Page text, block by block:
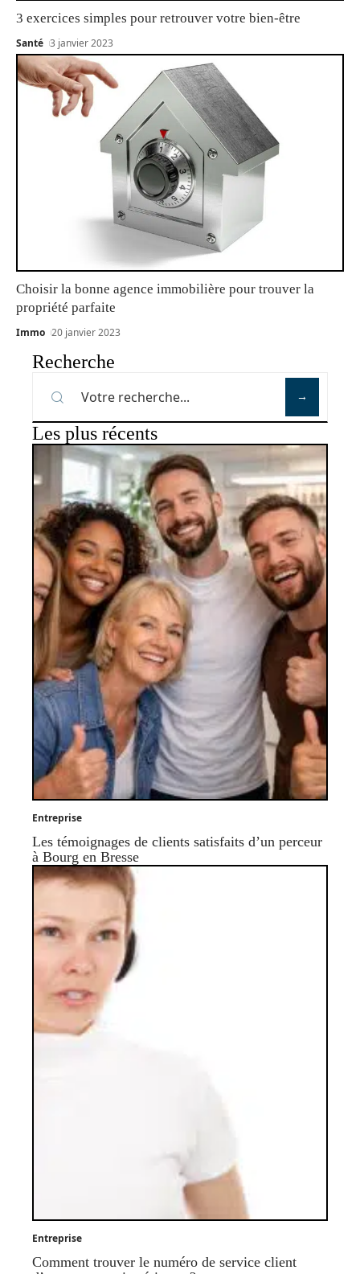
3 exercices simples pour retrouver votre bien-être
Santé 3 janvier 2023
Choisir la bonne agence immobilière pour trouver la
propriété parfaite
Immo 20 janvier 2023
Recherche
Les plus récents
Entreprise
Les témoignages de clients satisfaits d’un perceur
à Bourg en Bresse
Entreprise
Comment trouver le numéro de service client